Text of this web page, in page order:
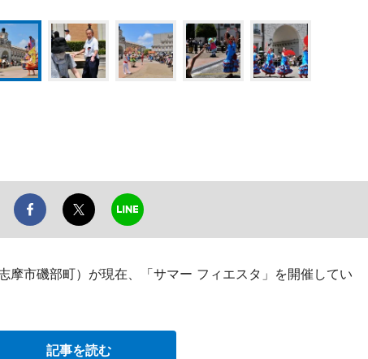
摩市磯部町）が現在、「サマー フィエスタ」を開催してい
記事を読む